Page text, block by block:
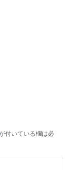
付いている欄は必